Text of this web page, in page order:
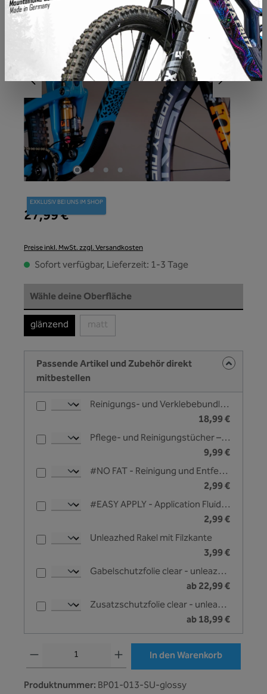
EXKLUSIV BEI UNS IM SHOP
27,99 €
Preise inkl. MwSt. zzgl. Versandkosten
Sofort verfügbar, Lieferzeit: 1-3 Tage
Wähle deine Oberflächeauswählen
glänzend matt(Diese Option ist zurzeit nicht verfügbar.)
Passende Artikel und Zubehör direkt
mitbestellen
Reinigungs- und Verklebebundle - Unleazhed
18,99 €
Pflege- und Reinigungstücher – Unleazhed
9,99 €
#NO FAT - Reinigung und Entfettungsliquid - 25 ml
2,99 €
#EASY APPLY - Application Fluid zur Nassverklebung - 25 ml
2,99 €
Unleazhed Rakel mit Filzkante
3,99 €
Gabelschutzfolie clear - unleazhed
ab 22,99 €
Zusatzschutzfolie clear - unleazhed
ab 18,99 €
In den Warenkorb
Produktnummer: BP01-013-SU-glossy